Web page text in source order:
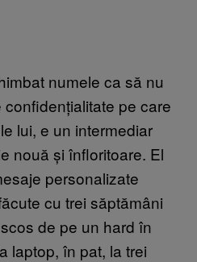
numele ca să nu
pe care
lui, e un intermediar
nouă și înfloritoare. El
personalizate
cu trei săptămâni
de pe un hard în
laptop, în pat, la trei